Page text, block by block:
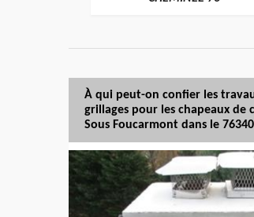
À qui peut-on confier les
grillages pour les chapeaux de
Sous Foucarmont dans le